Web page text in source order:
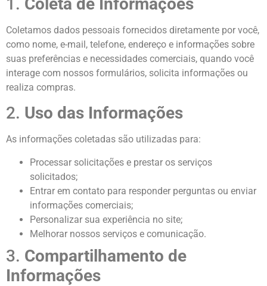
Coletamos dados pessoais fornecidos diretamente por você,
como nome, e-mail, telefone, endereço e informações sobre
suas preferências e necessidades comerciais, quando você
interage com nossos formulários, solicita informações ou
realiza compras.
2. Uso das Informações
As informações coletadas são utilizadas para:
Processar solicitações e prestar os serviços
solicitados;
Entrar em contato para responder perguntas ou enviar
informações comerciais;
Personalizar sua experiência no site;
Melhorar nossos serviços e comunicação.
3. Compartilhamento de
Informações